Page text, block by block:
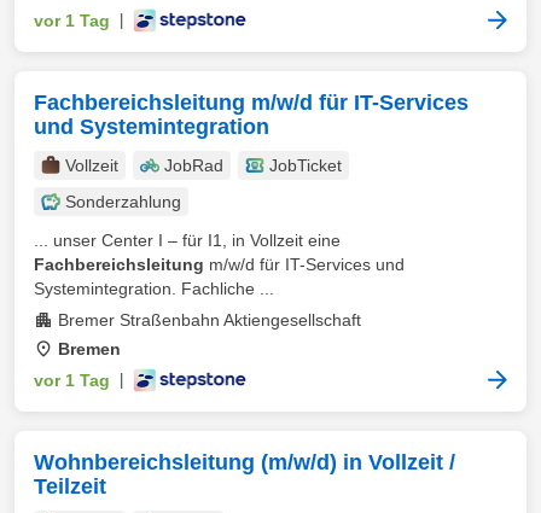
vor 1 Tag
Fachbereichsleitung m/w/d für IT-Services
und Systemintegration
Vollzeit JobRad
JobTicket
Sonderzahlung
... unser Center I – für I1, in Vollzeit eine
Fachbereichsleitung m/w/d für IT-Services und
Systemintegration. Fachliche ...
Bremer Straßenbahn Aktiengesellschaft
Bremen
vor 1 Tag
Wohnbereichsleitung (m/w/d) in Vollzeit /
Teilzeit